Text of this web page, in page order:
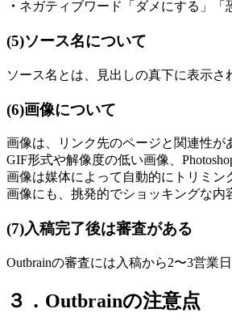
・ ネガティブワード「ダメにする」「
(5)ソース名について
ソース名とは、見出しの真下に表示
(6)画像について
画像は、リンク先のページと関連性が
GIF形式や解像度の低い画像、
画像は媒体によって自動的にトリミン
画像にも、挑発的でショッキングな内
(7)入稿完了後は審査がある
Outbrainの審査には入稿から2〜3営業
３．Outbrainの注意点